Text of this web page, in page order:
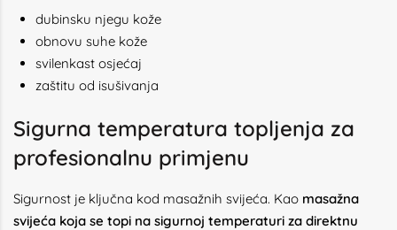
dubinsku njegu kože
obnovu suhe kože
svilenkast osjećaj
zaštitu od isušivanja
Sigurna temperatura topljenja za
profesionalnu primjenu
Sigurnost je ključna kod masažnih svijeća. Kao masažna
svijeća koja se topi na sigurnoj temperaturi za direktnu